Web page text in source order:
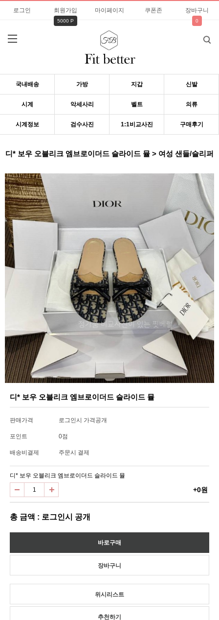
로그인 회원가입
5000 P
마이페이지 쿠폰존 장바구니
0
국내배송 가방 지갑 신발
시계 악세사리 벨트 의류
시계정보 검수사진 1:1비교사진 구매후기
디* 보우 오블리크 엠브로이더드 슬라이드 뮬 > 여성 샌들/슬리퍼
디* 보우 오블리크 엠브로이더드 슬라이드 뮬
판매가격 로그인시 가격공개
포인트 0점
배송비결제 주문시 결제
디* 보우 오블리크 엠브로이더드 슬라이드 뮬
+0원
총 금액 : 로그인시 공개
위시리스트
추천하기